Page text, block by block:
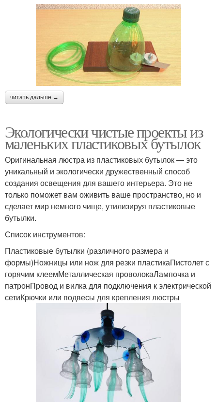
читать дальше →
Экологически чистые проекты из
маленьких пластиковых бутылок
Оригинальная люстра из пластиковых бутылок — это
уникальный и экологически дружественный способ
создания освещения для вашего интерьера. Это не
только поможет вам оживить ваше пространство, но и
сделает мир немного чище, утилизируя пластиковые
бутылки.
Список инструментов:
Пластиковые бутылки (различного размера и
формы)Ножницы или нож для резки пластикаПистолет с
горячим клеемМеталлическая проволокаЛампочка и
патронПровод и вилка для подключения к электрической
сетиКрючки или подвесы для крепления люстры